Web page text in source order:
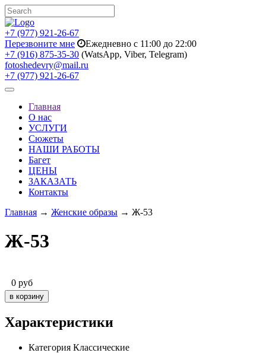
+7 (977) 921-26-67
Перезвоните мне
Ежедневно с 11:00 до 22:00
+7 (916) 875-35-30 (WatsApp, Viber, Telegram)
fotoshedevry@mail.ru
+7 (977) 921-26-67
Toggle
navigationГлавная
О нас
УСЛУГИ
Сюжеты
НАШИ РАБОТЫ
Багет
ЦЕНЫ
ЗАКАЗАТЬ
Контакты
Главная → Женские образы → Ж-53
Ж-53
0 руб
Характеристики
Категория Классические